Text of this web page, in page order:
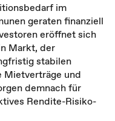
im
geraten finanziell
eröffnet sich
Markt, der
stabilen
Mietverträge und
demnach für
Rendite-Risiko-